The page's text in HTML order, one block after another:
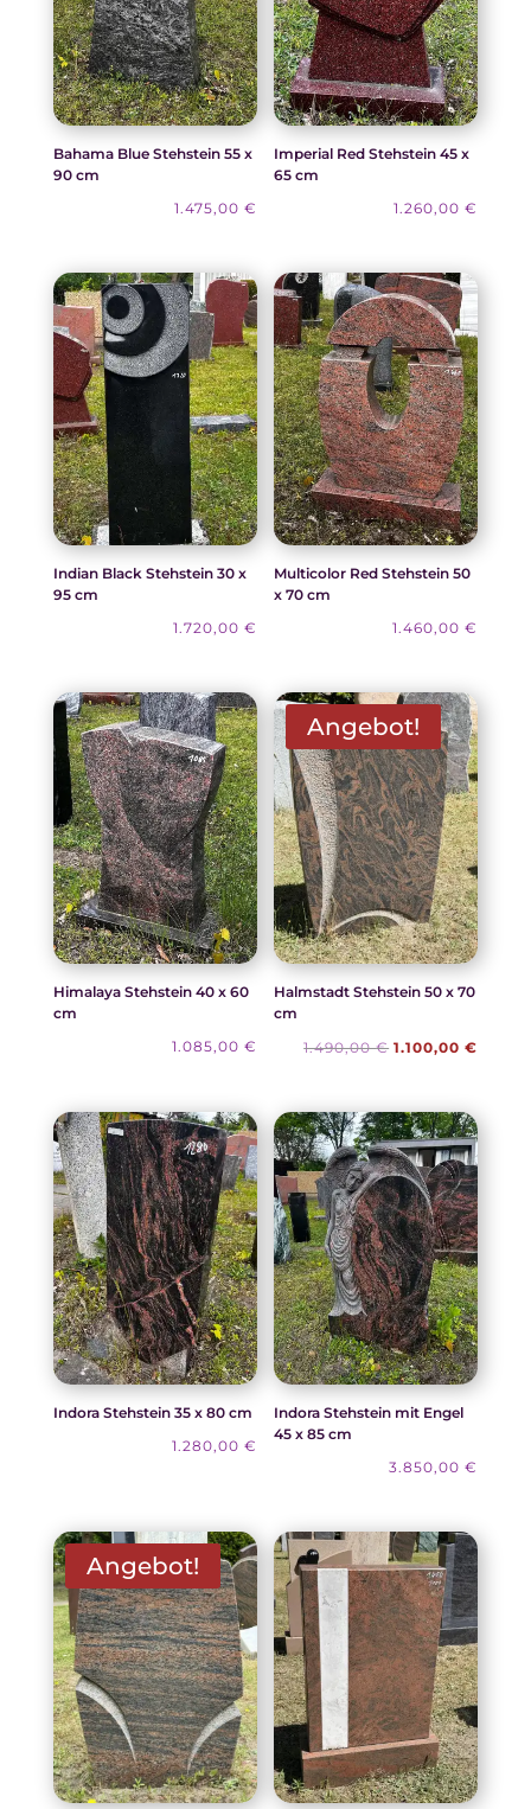
Bahama Blue Stehstein 55 x
90 cm
1.475,00 €
Imperial Red Stehstein 45 x
65 cm
1.260,00€
Indian Black Stehstein 30 x
95 cm
1.720,00 €
Multicolor Red Stehstein 50
x 70 cm
1.460,00€
Himalaya Stehstein 40 x 60
cm
1.085,00 €
Angebot!
Halmstadt Stehstein 50 x 70
cm
1.490,00€ Ursprünglicher
1.490,00 €
1.100,00€
Indora Stehstein 35 x 80 cm
1.280,00 €
Indora Stehstein mit Engel
45 x 85 cm
3.850,00€
Angebot!